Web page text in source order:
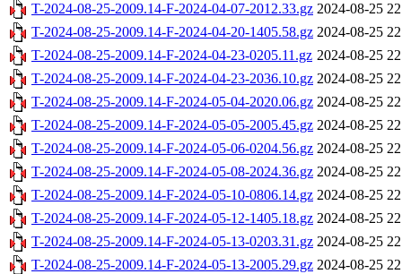
T-2024-08-25-2009.14-F-2024-04-07-2012.33.gz 2024-08-25
T-2024-08-25-2009.14-F-2024-04-20-1405.58.gz 2024-08-25
T-2024-08-25-2009.14-F-2024-04-23-0205.11.gz 2024-08-25
T-2024-08-25-2009.14-F-2024-04-23-2036.10.gz 2024-08-25
T-2024-08-25-2009.14-F-2024-05-04-2020.06.gz 2024-08-25
T-2024-08-25-2009.14-F-2024-05-05-2005.45.gz 2024-08-25
T-2024-08-25-2009.14-F-2024-05-06-0204.56.gz 2024-08-25
T-2024-08-25-2009.14-F-2024-05-08-2024.36.gz 2024-08-25
T-2024-08-25-2009.14-F-2024-05-10-0806.14.gz 2024-08-25
T-2024-08-25-2009.14-F-2024-05-12-1405.18.gz 2024-08-25
T-2024-08-25-2009.14-F-2024-05-13-0203.31.gz 2024-08-25
T-2024-08-25-2009.14-F-2024-05-13-2005.29.gz 2024-08-25